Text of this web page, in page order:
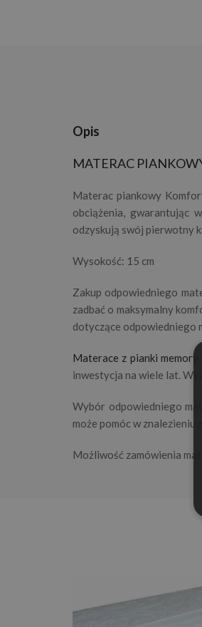
Opis
MATERAC
Materac piankowy
obciążenia, gwarantując
odzyskują swój pierwotny
Wysokość: 15 cm
Zakup odpowiedniego
zadbać o maksymalny
dotyczące odpowiedniego
Materace z pianki memory
inwestycja na wiele lat.
Wybór odpowiedniego
może pomóc w
Możliwość zamówienia